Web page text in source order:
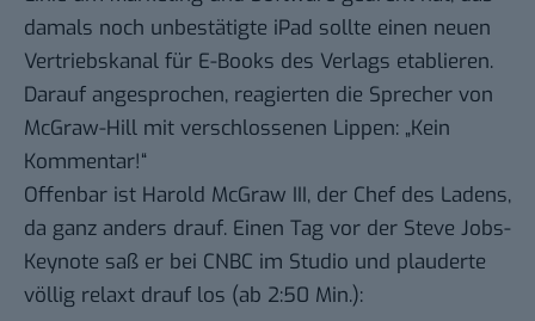
damals noch unbestätigte iPad sollte einen neuen
Vertriebskanal für E-Books des Verlags etablieren.
Darauf angesprochen, reagierten die Sprecher von
McGraw-Hill mit verschlossenen Lippen: „Kein
Kommentar!“
Offenbar ist Harold McGraw III, der Chef des Ladens,
da ganz anders drauf. Einen Tag vor der Steve Jobs-
Keynote saß er bei CNBC im Studio und plauderte
völlig relaxt drauf los (ab 2:50 Min.):